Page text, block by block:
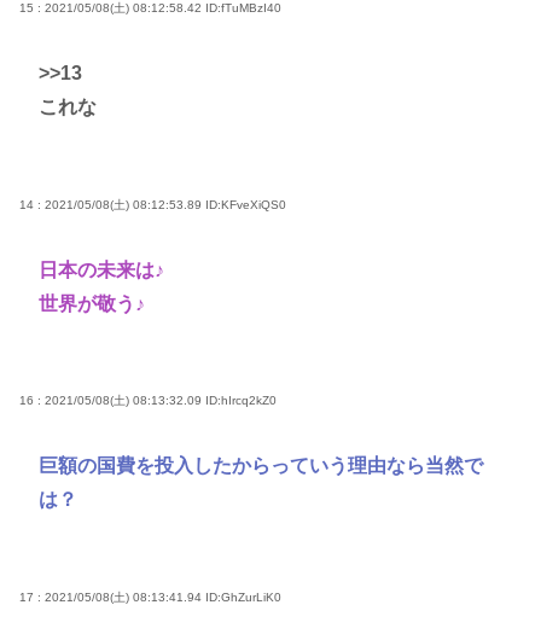
15 : 2021/05/08(土) 08:12:58.42 ID:fTuMBzI40
>>13
これな
14 : 2021/05/08(土) 08:12:53.89 ID:KFveXiQS0
日本の未来は♪
世界が敬う♪
16 : 2021/05/08(土) 08:13:32.09 ID:hIrcq2kZ0
巨額の国費を投入したからっていう理由なら当然で
は？
17 : 2021/05/08(土) 08:13:41.94 ID:GhZurLiK0